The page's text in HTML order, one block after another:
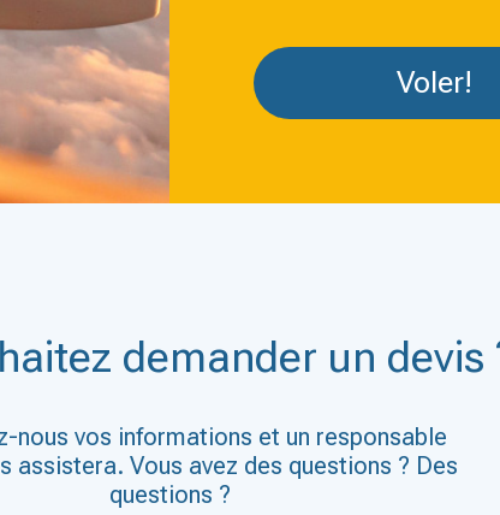
Voler!
demander un devis
nous vos informations et un responsable
assistera. Vous avez des questions ? Des
questions ?